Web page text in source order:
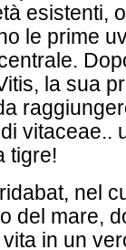
esistenti,
le prime
la sua
vitaceae..
tigre!
nel
del mare,
in un